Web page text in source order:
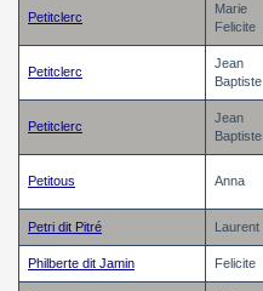
Petitclerc
Marie
Felicite
Petitclerc
Jean
Baptiste
Petitclerc
Jean
Baptiste
Petitous Anna
Petri dit Pitré Laurent
Philberte dit Jamin Felicite